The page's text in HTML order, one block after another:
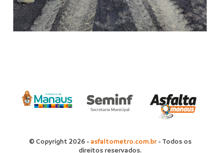
© Copyright 2026 - asfaltometro.com.br- Todos os
direitos reservados.